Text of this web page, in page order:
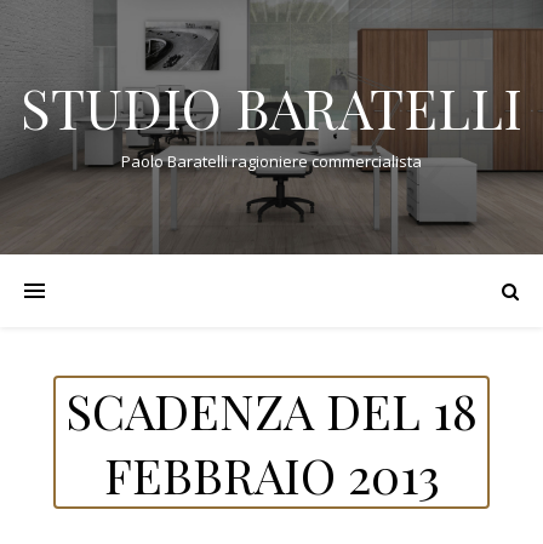
STUDIO BARATELLI
Paolo Baratelli ragioniere commercialista
SCADENZA DEL 18
FEBBRAIO 2013